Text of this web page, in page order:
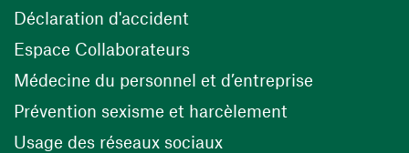
Déclaration d'accident
Espace Collaborateurs(ouvre une nouvelle fenêtre)
Médecine du personnel et d’entreprise
Prévention sexisme et harcèlement
Usage des réseaux sociaux(ouvre une nouvelle